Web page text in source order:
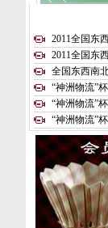
2011全国东
2011全国东
全国东西南
“神洲物流”
“神洲物流”
“神洲物流”